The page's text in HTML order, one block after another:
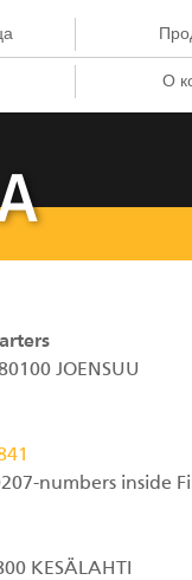
Краны-
Прицепы
О
JOENSUU
numbers inside
KESÄLAHTI